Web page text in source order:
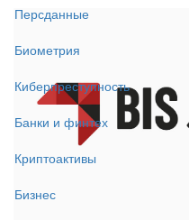
Персданные
Биометрия
Киберпреступность
Банки и финтех
Криптоактивы
Бизнес